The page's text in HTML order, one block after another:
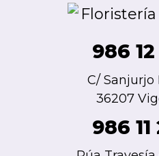
986
C/ Sanjurjo
36207
986